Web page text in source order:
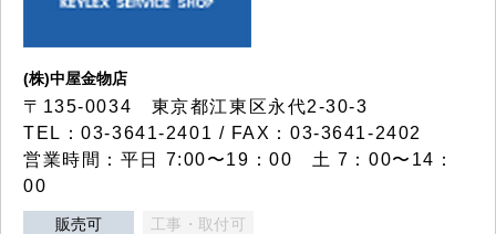
(株)中屋金物店
〒135-0034 東京都江東区永代2-30-3
TEL：03-3641-2401 / FAX：03-3641-2402
営業時間：平日 7:00〜19：00 土 7：00〜14：
00
販売可 工事・取付可